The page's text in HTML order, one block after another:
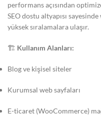
performans açısından
SEO dostu altyapısı
yüksek sıralamalara ulaşır.
🏗️ Kullanım Alanları:
Blog ve kişisel siteler
Kurumsal web sayfaları
E-ticaret (WooCommerce)